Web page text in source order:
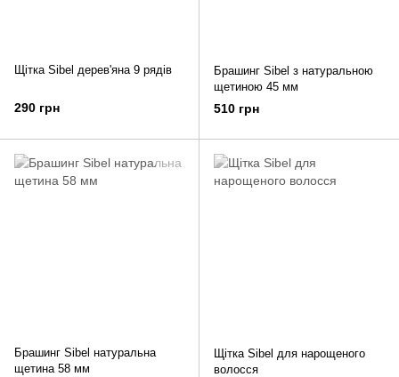
Щітка Sibel дерев'яна 9 рядів
290 грн
Брашинг Sibel з натуральною
щетиною 45 мм
510 грн
Брашинг Sibel натуральна
щетина 58 мм
Щітка Sibel для нарощеного
волосся